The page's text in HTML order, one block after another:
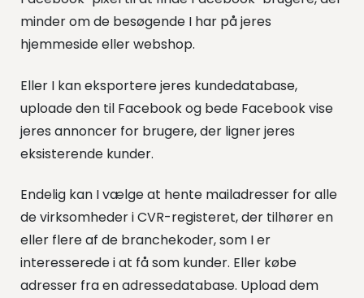
minder om de besøgende I har på jeres
hjemmeside eller webshop.
Eller I kan eksportere jeres kundedatabase,
uploade den til Facebook og bede Facebook vise
jeres annoncer for brugere, der ligner jeres
eksisterende kunder.
Endelig kan I vælge at hente mailadresser for alle
de virksomheder i CVR-registeret, der tilhører en
eller flere af de branchekoder, som I er
interesserede i at få som kunder. Eller købe
adresser fra en adressedatabase. Upload dem